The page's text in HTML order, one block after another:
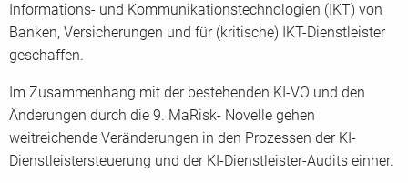
Informations- und Kommunikationstechnologien (IKT) von
Banken, Versicherungen und für (kritische) IKT-Dienstleister
geschaffen.
Im Zusammenhang mit der bestehenden KI-VO und den
Änderungen durch die 9. MaRisk- Novelle gehen
weitreichende Veränderungen in den Prozessen der KI-
Dienstleistersteuerung und der KI-Dienstleister-Audits einher.